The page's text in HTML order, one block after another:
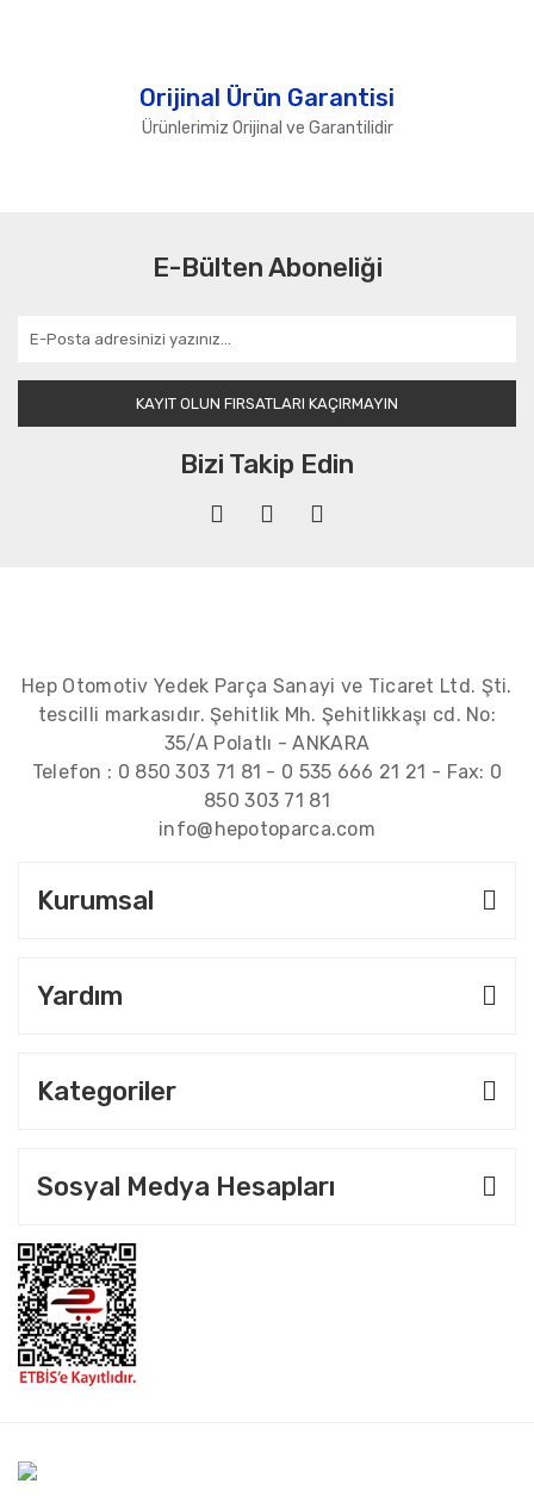
Orijinal Ürün Garantisi
Ürünlerimiz Orijinal ve Garantilidir
E-Bülten Aboneliği
KAYIT OLUN FIRSATLARI KAÇIRMAYIN
Bizi Takip Edin
Hep Otomotiv Yedek Parça Sanayi ve Ticaret Ltd. Şti.
tescilli markasıdır. Şehitlik Mh. Şehitlikkaşı cd. No:
35/A Polatlı - ANKARA
Telefon : 0 850 303 71 81 - 0 535 666 21 21 - Fax: 0
850 303 71 81
info@hepotoparca.com
Kurumsal
Yardım
Kategoriler
Sosyal Medya Hesapları